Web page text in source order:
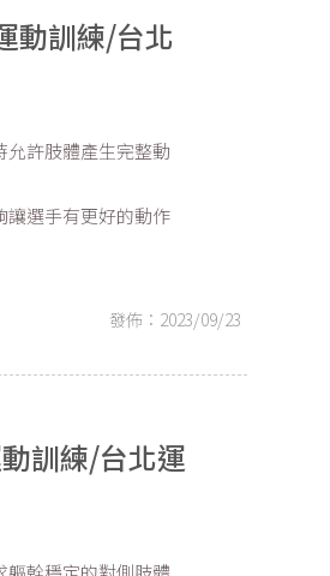
動訓練/台北
發佈：2023/09/23
許肢體產生完整動
讓選手有更好的動作
訓練/台北運